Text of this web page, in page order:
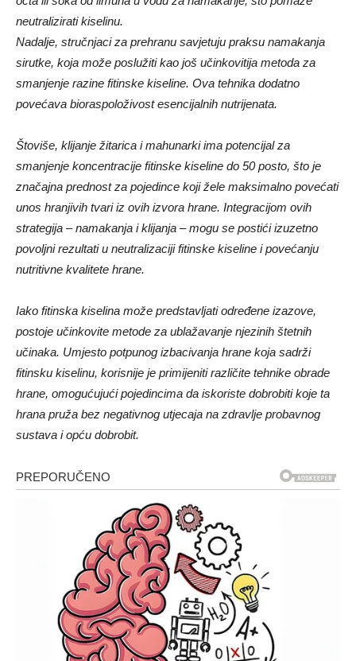
neutralizirati kiselinu.
Nadalje, stručnjaci za prehranu savjetuju praksu namakanja
sirutke, koja može poslužiti kao još učinkovitija metoda za
smanjenje razine fitinske kiseline. Ova tehnika dodatno
povećava bioraspoloživost esencijalnih nutrijenata.
Štoviše, klijanje žitarica i mahunarki ima potencijal za
smanjenje koncentracije fitinske kiseline do 50 posto, što je
značajna prednost za pojedince koji žele maksimalno povećati
unos hranjivih tvari iz ovih izvora hrane. Integracijom ovih
strategija – namakanja i klijanja – mogu se postići izuzetno
povoljni rezultati u neutralizaciji fitinske kiseline i povećanju
nutritivne kvalitete hrane.
Iako fitinska kiselina može predstavljati određene izazove,
postoje učinkovite metode za ublažavanje njezinih štetnih
učinaka. Umjesto potpunog izbacivanja hrane koja sadrži
fitinsku kiselinu, korisnije je primijeniti različite tehnike obrade
hrane, omogućujući pojedincima da iskoriste dobrobiti koje ta
hrana pruža bez negativnog utjecaja na zdravlje probavnog
sustava i opću dobrobit.